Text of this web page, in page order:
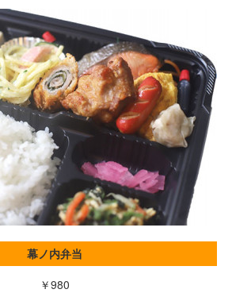
幕ノ内弁当
￥980